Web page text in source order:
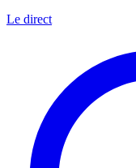
Le direct